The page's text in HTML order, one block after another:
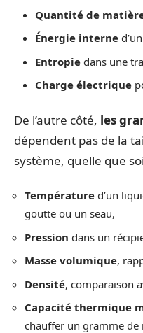
Quantité de
Énergie interne
Entropie dans une
Charge électrique
De l’autre côté, les
dépendent pas de la
système, quelle que
Température d’un
goutte ou un seau,
Pression dans un
Masse volumique,
Densité, comparaison
Capacité thermique
chauffer un gramme de